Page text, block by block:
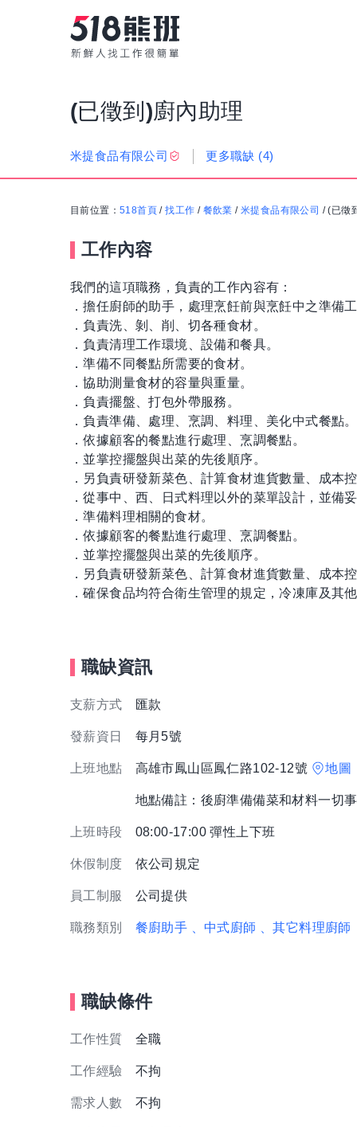
(已徵到)廚內助理
米提食品有限公司 更多職缺 (4)
目前位置： 518首頁 /找工作 / 餐飲業 /米提食品有限公司 /(已徵
工作內容
我們的這項職務，負責的工作內容有：
．擔任廚師的助手，處理烹飪前與烹飪中之準備
．負責洗、剝、削、切各種食材。
．負責清理工作環境、設備和餐具。
．準備不同餐點所需要的食材。
．協助測量食材的容量與重量。
．負責擺盤、打包外帶服務。
．負責準備、處理、烹調、料理、美化中式餐點。
．依據顧客的餐點進行處理、烹調餐點。
．並掌控擺盤與出菜的先後順序。
．另負責研發新菜色、計算食材進貨數量、成本
．從事中、西、日式料理以外的菜單設計，並備
．準備料理相關的食材。
．依據顧客的餐點進行處理、烹調餐點。
．並掌控擺盤與出菜的先後順序。
．另負責研發新菜色、計算食材進貨數量、成本
．確保食品均符合衛生管理的規定，冷凍庫及其
職缺資訊
支薪方式 匯款
發薪資日 每月5號
上班地點 高雄市鳳山區鳳仁路102-12號 地圖
地點備註：後廚準備備菜和材料一切
上班時段 08:00-17:00 彈性上下班
休假制度 依公司規定
員工制服 公司提供
職務類別 餐廚助手 、中式廚師 、其它料理廚師
職缺條件
工作性質 全職
工作經驗 不拘
需求人數 不拘